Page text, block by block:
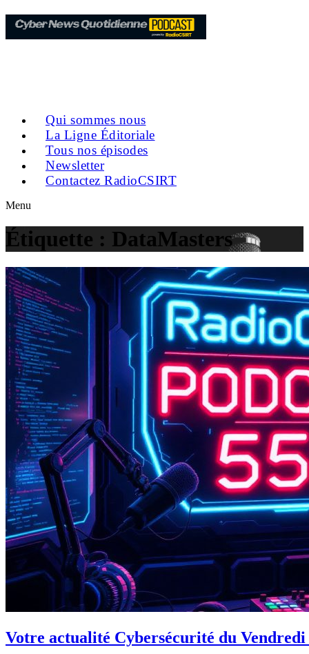
Qui sommes nous
La Ligne Éditoriale
Tous nos épisodes
Newsletter
Contactez RadioCSIRT
Menu
Étiquette : DataMasters
Votre actualité Cybersécurité du